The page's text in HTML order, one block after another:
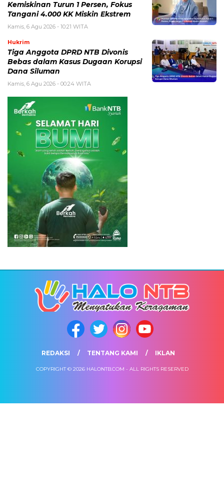
Kemiskinan Turun 1 Persen, Fokus
Tangani 4.000 KK Miskin Ekstrem
Kamis, 6 Agu 2026 - 10:21 WITA
Hukrim
Tiga Anggota DPRD NTB Divonis
Bebas dalam Kasus Dugaan Korupsi
Dana Siluman
Kamis, 6 Agu 2026 - 00:24 WITA
REDAKSI TENTANG KAMI IKLAN
COPYRIGHT © 2026 HALONTB.COM - ALL RIGHTS RESERVED